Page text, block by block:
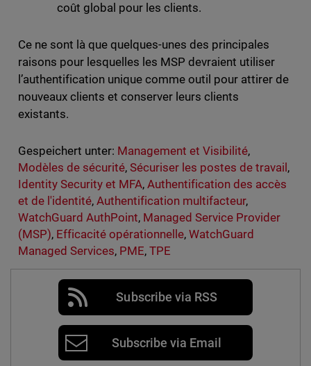
coût global pour les clients.
Ce ne sont là que quelques-unes des principales
raisons pour lesquelles les MSP devraient utiliser
l’authentification unique comme outil pour attirer de
nouveaux clients et conserver leurs clients
existants.
Gespeichert unter: Management et Visibilité,
Modèles de sécurité, Sécuriser les postes de travail ,
Identity Security et MFA, Authentification des accès
et de l'identité, Authentification multifacteur,
WatchGuard AuthPoint, Managed Service Provider
(MSP), Efficacité opérationnelle,WatchGuard
Managed Services, PME, TPE
Subscribe via RSS
Subscribe via Email